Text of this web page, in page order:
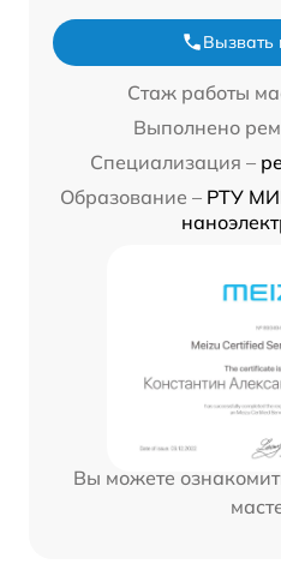
Вызвать
Стаж работы
Выполнено
Специализация –
Образование – РТУ
Вы можете